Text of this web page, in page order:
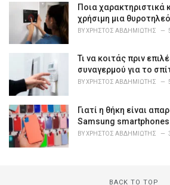
Ποια χαρακτηριστικά
χρήσιμη μια
BYΧΡΉΣΤΟΣ ΑΒΔΗΜΙΏΤΗΣ
Τι να κοιτάς πριν
συναγερμού για το
BYΧΡΉΣΤΟΣ ΑΒΔΗΜΙΏΤΗΣ
Γιατί η θήκη είναι
Samsung smartphones
BYΧΡΉΣΤΟΣ ΑΒΔΗΜΙΏΤΗΣ
BACK TO TOP